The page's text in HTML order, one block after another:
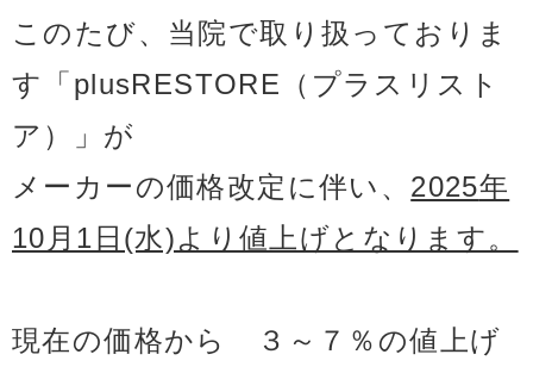
このたび、 当院で取り扱っておりま
す「plusRESTORE（プラスリスト
ア）」が
メーカーの価格改定に伴い、 2025年
10月1日(水)より値上げとなります。
現在の価格から ３～７％の値上げ